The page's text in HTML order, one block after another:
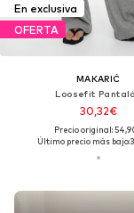
En exclusiva
OFERTA
MAKARIĆ
Loosefit
30,32€
Precio original:
Último precio más bajo: